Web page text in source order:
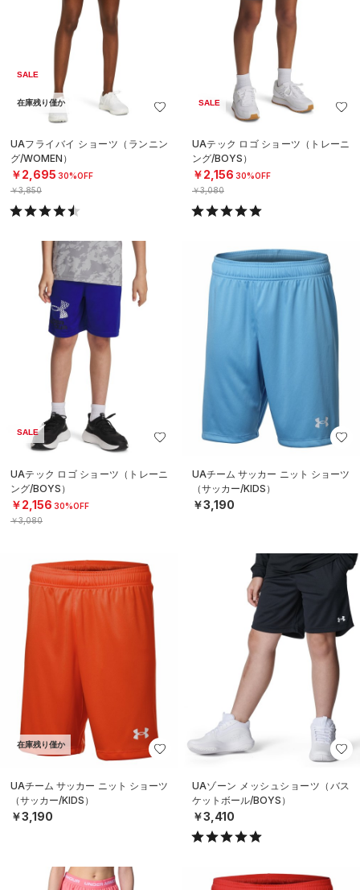
SALE
在庫残り僅か
UAフライバイ ショーツ（ランニン
グ/WOMEN）
￥2,695 30%OFF
￥3,850
SALE
UAテック ロゴ ショーツ（トレーニ
ング/BOYS）
￥2,156 30%OFF
￥3,080
SALE
UAテック ロゴ ショーツ（トレーニ
ング/BOYS）
￥2,156 30%OFF
￥3,080
UAチーム サッカー ニット ショーツ
（サッカー/KIDS）
￥3,190
在庫残り僅か
UAチーム サッカー ニット ショーツ
（サッカー/KIDS）
￥3,190
UAゾーン メッシュショーツ（バス
ケットボール/BOYS）
￥3,410